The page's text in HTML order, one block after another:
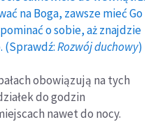
na Boga, zawsze mieć Go
o sobie, aż znajdzie
(Sprawdź:Rozwój duchowy)
obowiązują na tych
do godzin
nawet do nocy.